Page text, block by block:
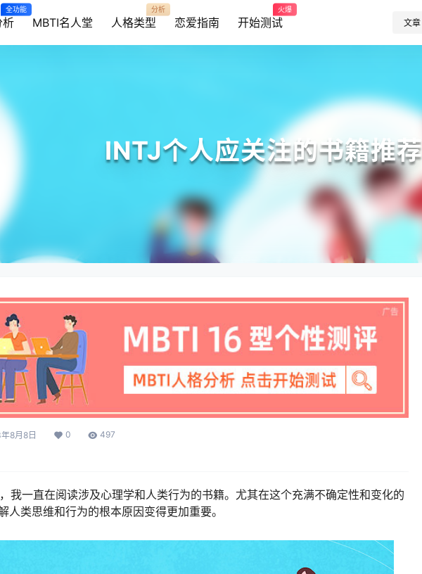
析
全功能
MBTI名人堂 人格类型
分析
恋爱指南 开始测试
火爆
文章
INTJ个人应关注的书籍推荐
8月8日 0 497
我一直在阅读涉及心理学和人类行为的书籍。尤其在这个充满不确定性和变化的
人类思维和行为的根本原因变得更加重要。